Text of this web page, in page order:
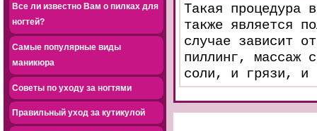
Все ли известно Вам о пилках для
ногтей?
Самые популярные виды
маникюра
Советы по уходу за ногтями
Правильный уход за кутикулой
Такая процедура
также является
случае зависит
пиллинг, массаж
соли, и грязи, и